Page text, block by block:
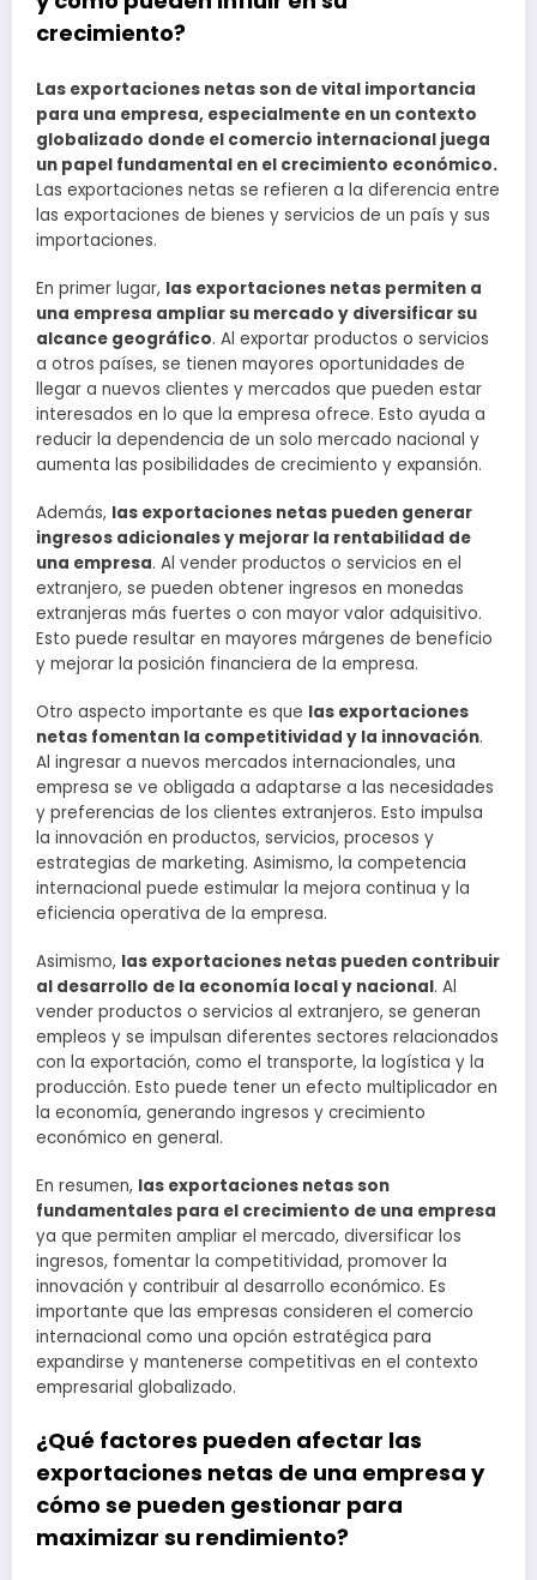
crecimiento?
Las exportaciones netas son de vital importancia
para una empresa, especialmente en un contexto
globalizado donde el comercio internacional juega
un papel fundamental en el crecimiento económico.
Las exportaciones netas se refieren a la diferencia entre
las exportaciones de bienes y servicios de un país y sus
importaciones.
En primer lugar, las exportaciones netas permiten a
una empresa ampliar su mercado y diversificar su
alcance geográfico. Al exportar productos o servicios
a otros países, se tienen mayores oportunidades de
llegar a nuevos clientes y mercados que pueden estar
interesados en lo que la empresa ofrece. Esto ayuda a
reducir la dependencia de un solo mercado nacional y
aumenta las posibilidades de crecimiento y expansión.
Además, las exportaciones netas pueden generar
ingresos adicionales y mejorar la rentabilidad de
una empresa. Al vender productos o servicios en el
extranjero, se pueden obtener ingresos en monedas
extranjeras más fuertes o con mayor valor adquisitivo.
Esto puede resultar en mayores márgenes de beneficio
y mejorar la posición financiera de la empresa.
Otro aspecto importante es que las exportaciones
netas fomentan la competitividad y la innovación.
Al ingresar a nuevos mercados internacionales, una
empresa se ve obligada a adaptarse a las necesidades
y preferencias de los clientes extranjeros. Esto impulsa
la innovación en productos, servicios, procesos y
estrategias de marketing. Asimismo, la competencia
internacional puede estimular la mejora continua y la
eficiencia operativa de la empresa.
Asimismo, las exportaciones netas pueden contribuir
al desarrollo de la economía local y nacional. Al
vender productos o servicios al extranjero, se generan
empleos y se impulsan diferentes sectores relacionados
con la exportación, como el transporte, la logística y la
producción. Esto puede tener un efecto multiplicador en
la economía, generando ingresos y crecimiento
económico en general.
En resumen, las exportaciones netas son
fundamentales para el crecimiento de una empresa
ya que permiten ampliar el mercado, diversificar los
ingresos, fomentar la competitividad, promover la
innovación y contribuir al desarrollo económico. Es
importante que las empresas consideren el comercio
internacional como una opción estratégica para
expandirse y mantenerse competitivas en el contexto
empresarial globalizado.
¿Qué factores pueden afectar las
exportaciones netas de una empresa y
cómo se pueden gestionar para
maximizar su rendimiento?